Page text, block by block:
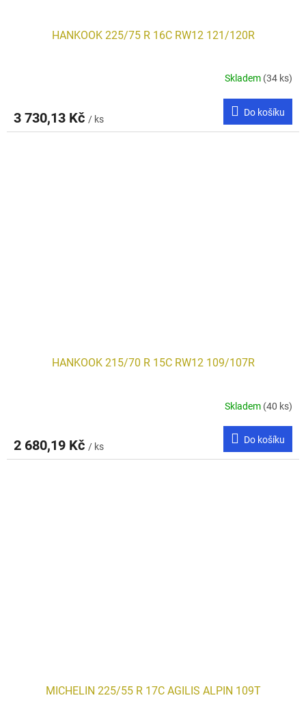
HANKOOK 225/75 R 16C RW12 121/120R
Skladem (34 ks)
3 730,13 Kč / ks
Do košíku
HANKOOK 215/70 R 15C RW12 109/107R
Skladem (40 ks)
2 680,19 Kč / ks
Do košíku
MICHELIN 225/55 R 17C AGILIS ALPIN 109T